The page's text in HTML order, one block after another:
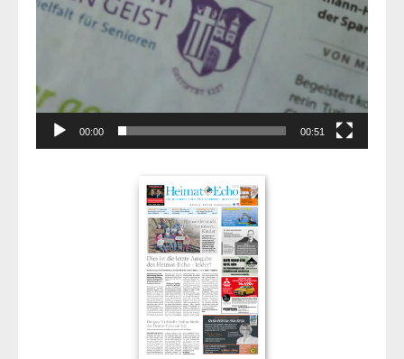
00:00 00:51